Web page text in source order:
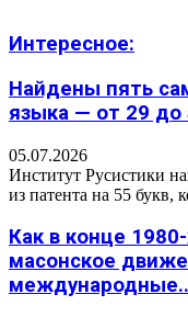
Интересное:
Найдены пять
языка — от 29 до
05.07.2026
Институт Русистики
из патента на 55 букв,
Как в конце
масонское